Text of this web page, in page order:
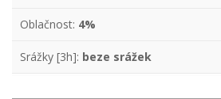
Oblačnost: 4%
Srážky [3h]: beze srážek